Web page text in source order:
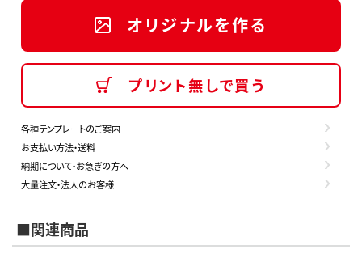
オリジナルを作る
プリント無しで買う
各種テンプレートのご案内
お支払い方法・送料
納期について・お急ぎの方へ
大量注文・法人のお客様
■関連商品